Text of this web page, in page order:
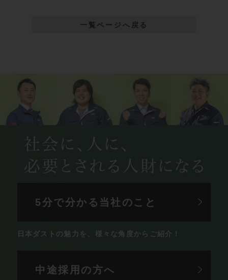
一覧ページへ戻る
5分で分かる 当社のこと
日本ダストの魅力を、 様々な角度からご紹介！
中途採用の方へ